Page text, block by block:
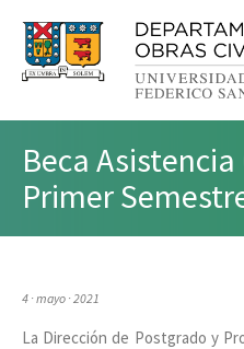
Beca
Primer
4 · mayo · 2021
La Dirección de Postgrado y